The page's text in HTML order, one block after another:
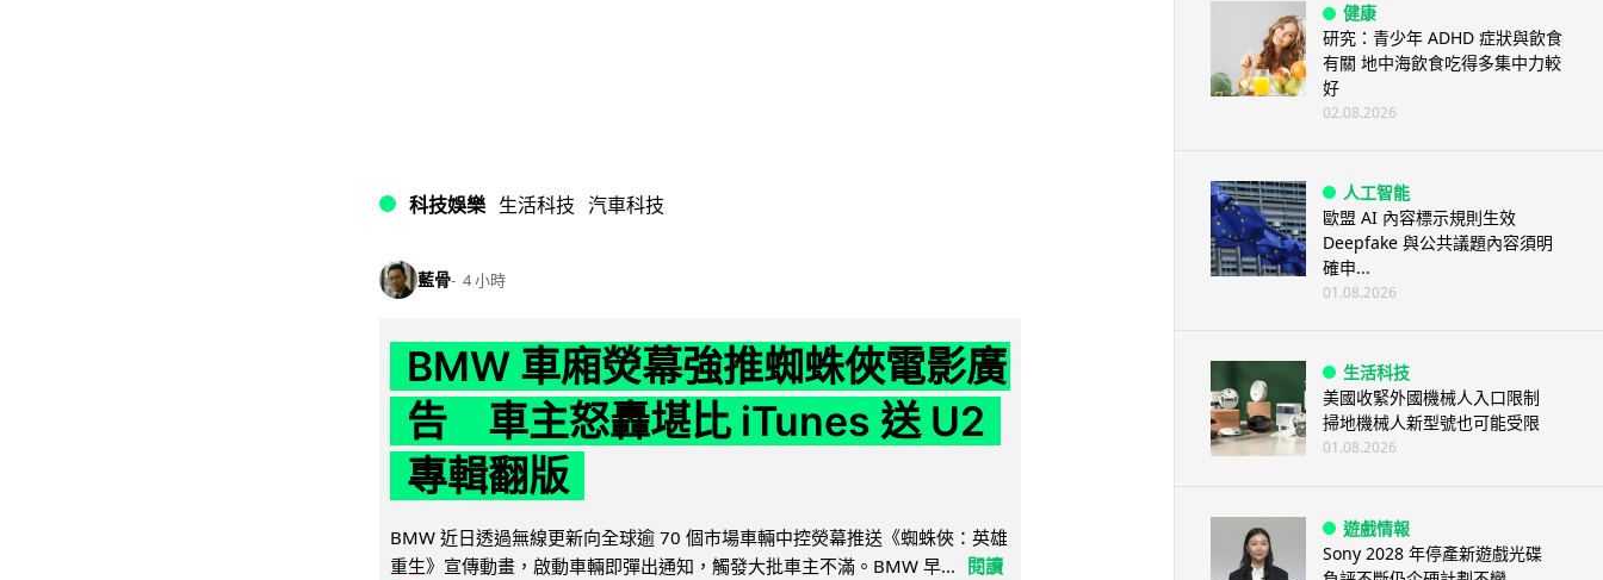
科技娛樂 生活科技 汽車科技
藍骨 4 小時
BMW 車廂熒幕強推蜘蛛俠電影廣
告 車主怒轟堪比 iTunes 送 U2
專輯翻版
BMW 近日透過無線更新向全球逾 70 個市場車輛中控熒幕推送《蜘蛛俠：英雄
重生》宣傳動畫，啟動車輛即彈出通知，觸發大批車主不滿。BMW 早... 閱讀
健康
研究：青少年 ADHD 症狀與飲食
有關 地中海飲食吃得多集中力較
好
02.08.2026
人工智能
歐盟 AI 內容標示規則生效
Deepfake 與公共議題內容須明
確申...
01.08.2026
生活科技
美國收緊外國機械人入口限制
掃地機械人新型號也可能受限
01.08.2026
遊戲情報
Sony 2028 年停產新遊戲光碟